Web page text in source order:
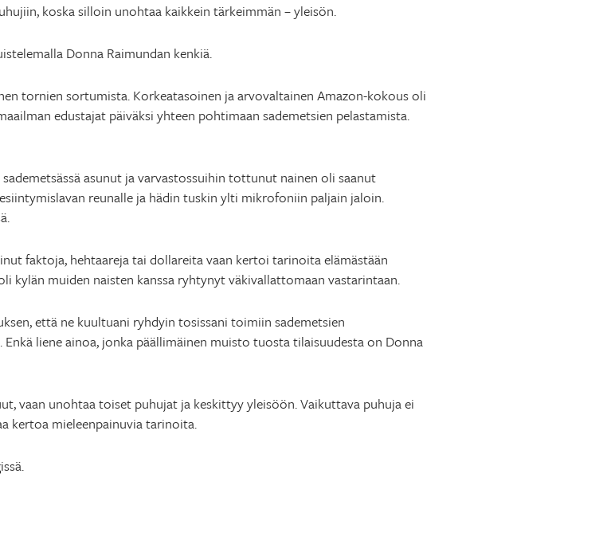
koska silloin unohtaa kaikkein tärkeimmän – yleisön.
Donna Raimundan kenkiä.
tornien sortumista. Korkeatasoinen ja arvovaltainen Amazon-kokous oli
edustajat päiväksi yhteen pohtimaan sademetsien pelastamista.
asunut ja varvastossuihin tottunut nainen oli saanut
reunalle ja hädin tuskin ylti mikrofoniin paljain jaloin.
faktoja, hehtaareja tai dollareita vaan kertoi tarinoita elämästään
kylän muiden naisten kanssa ryhtynyt väkivallattomaan vastarintaan.
että ne kuultuani ryhdyin tosissani toimiin sademetsien
liene ainoa, jonka päällimäinen muisto tuosta tilaisuudesta on Donna
vaan unohtaa toiset puhujat ja keskittyy yleisöön. Vaikuttava puhuja ei
kertoa mieleenpainuvia tarinoita.